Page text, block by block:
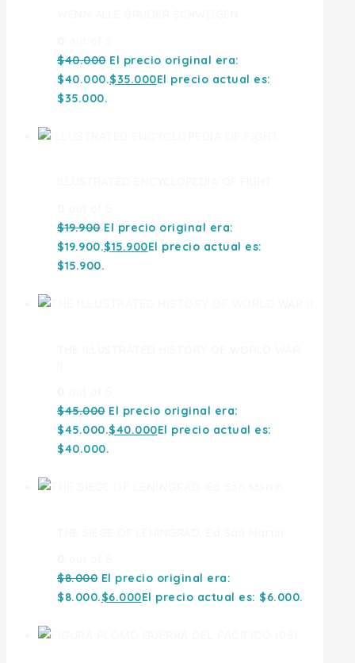
$40.000 El precio original era:
$40.000.$35.000El precio actual es:
$35.000.
$19.900 El precio original era:
$19.900.$15.900El precio actual es:
$15.900.
$45.000 El precio original era:
$45.000.$40.000El precio actual es:
$40.000.
$8.000 El precio original era:
$8.000.$6.000El precio actual es: $6.000.